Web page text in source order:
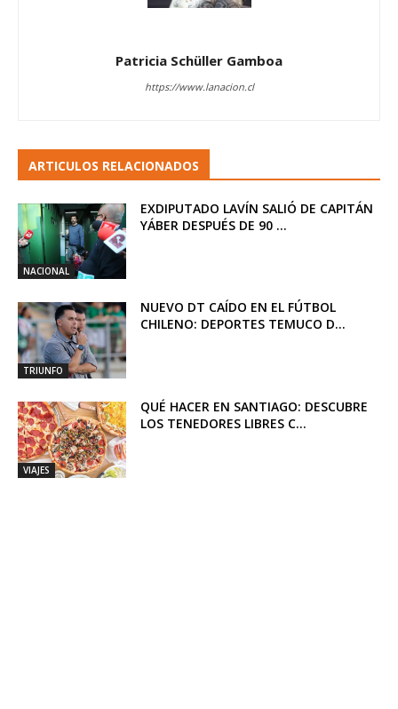
Patricia Schüller Gamboa
https://www.lanacion.cl
ARTICULOS RELACIONADOS
NACIONAL
EXDIPUTADO LAVÍN SALIÓ DE CAPITÁN
YÁBER DESPUÉS DE 90 ...
TRIUNFO
NUEVO DT CAÍDO EN EL FÚTBOL
CHILENO: DEPORTES TEMUCO D...
VIAJES
QUÉ HACER EN SANTIAGO: DESCUBRE
LOS TENEDORES LIBRES C...